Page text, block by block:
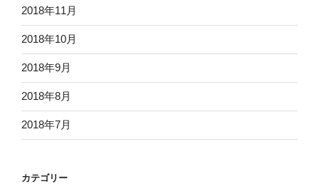
2018年11月
2018年10月
2018年9月
2018年8月
2018年7月
カテゴリー